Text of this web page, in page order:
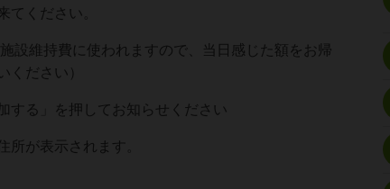
てください。
設維持費に使われますので、当日感じた額をお帰
ください）
する」を押してお知らせください
が表示されます。